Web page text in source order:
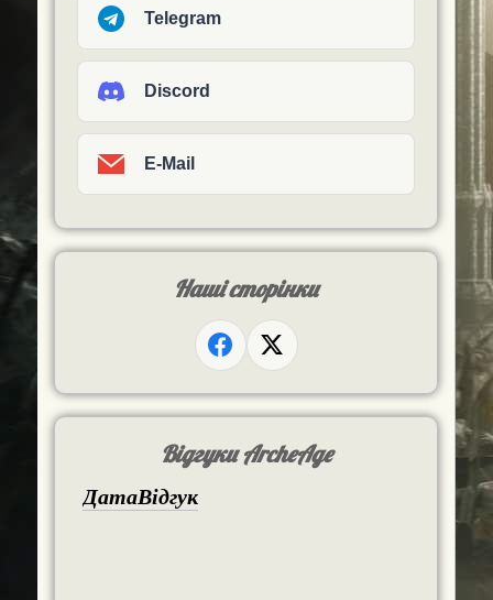
Telegram
Discord
E-Mail
Наші сторінки
Відгуки ArcheAge
ДатаВідгук